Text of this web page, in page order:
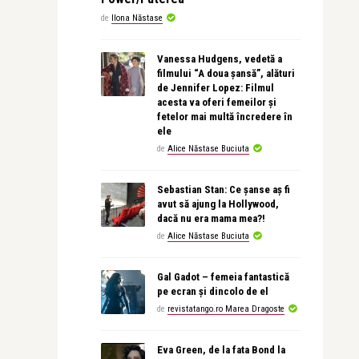
de Ilona Năstase
Vanessa Hudgens, vedetă a
filmului “A doua șansă”, alături
de Jennifer Lopez: Filmul
acesta va oferi femeilor și
fetelor mai multă încredere în
ele
de Alice Năstase Buciuta
Sebastian Stan: Ce șanse aș fi
avut să ajung la Hollywood,
dacă nu era mama mea?!
de Alice Năstase Buciuta
Gal Gadot – femeia fantastică
pe ecran și dincolo de el
de revistatango.ro Marea Dragoste
Eva Green, de la fata Bond la